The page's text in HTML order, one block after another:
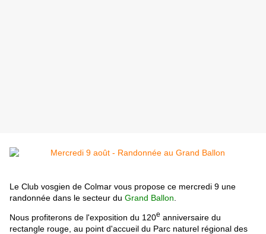
Le Club vosgien de Colmar vous propose ce mercredi 9 une
randonnée dans le secteur du Grand Ballon
Nous profiterons de l'exposition du 120e anniversaire du
rectangle rouge, au point d'accueil du Parc naturel régional des